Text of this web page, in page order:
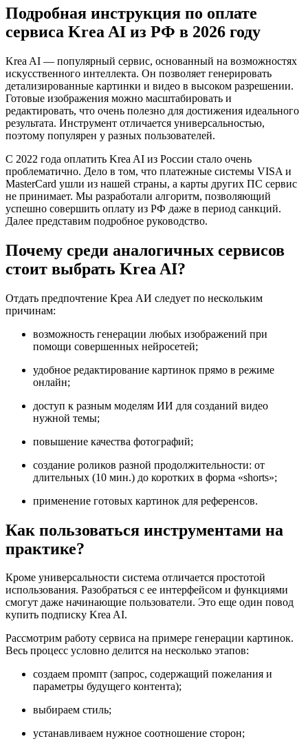
Подробная инструкция по оплате
сервиса Krea AI из РФ в 2026 году
Krea AI — популярный сервис, основанный на возможностях
искусственного интеллекта. Он позволяет генерировать
детализированные картинки и видео в высоком разрешении.
Готовые изображения можно масштабировать и
редактировать, что очень полезно для достижения идеального
результата. Инструмент отличается универсальностью,
поэтому популярен у разных пользователей.
С 2022 года оплатить Krea AI из России стало очень
проблематично. Дело в том, что платежные системы VISA и
MasterCard ушли из нашей страны, а карты других ПС сервис
не принимает. Мы разработали алгоритм, позволяющий
успешно совершить оплату из РФ даже в период санкций.
Далее представим подробное руководство.
Почему среди аналогичных сервисов
стоит выбрать Krea AI?
Отдать предпочтение Креа АИ следует по нескольким
причинам:
возможность генерации любых изображений при
помощи совершенных нейросетей;
удобное редактирование картинок прямо в режиме
онлайн;
доступ к разным моделям ИИ для созданий видео
нужной темы;
повышение качества фотографий;
создание роликов разной продолжительности: от
длительных (10 мин.) до коротких в форма «shorts»;
применение готовых картинок для референсов.
Как пользоваться инструментами на
практике?
Кроме универсальности система отличается простотой
использования. Разобраться с ее интерфейсом и функциями
смогут даже начинающие пользователи. Это еще один повод
купить подписку Krea AI.
Рассмотрим работу сервиса на примере генерации картинок.
Весь процесс условно делится на несколько этапов:
создаем промпт (запрос, содержащий пожелания и
параметры будущего контента);
выбираем стиль;
устанавливаем нужное соотношение сторон;